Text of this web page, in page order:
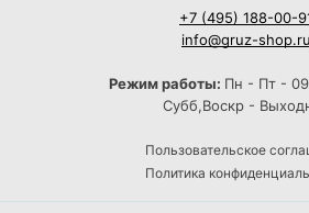
+7 (495) 188-00-
info@gruz-shop.ru
Режим работы: Пн - Пт -
Субб,Воскр -
Пользовательское
Политика